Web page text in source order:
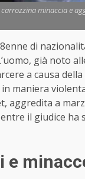
minaccia e
di
già noto
a causa
maniera
aggredita a
il giudice
e